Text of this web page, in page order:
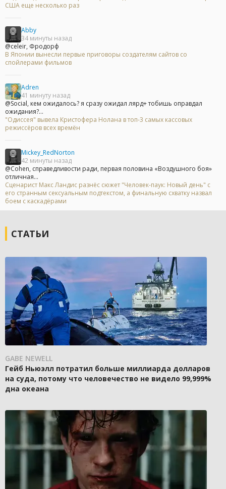
США еще несколько раз
Abby
34 минуты назад
@celeir, Фродорф
В Японии вынесли первые приговоры создателям сайтов со
спойлерами фильмов
Adren
41 минуту назад
@Social, кем ожидалось? я сразу ожидал лярд+ тобишь оправдал
ожидания?...
"Одиссея" вывела Кристофера Нолана в топ-3 самых кассовых
режиссёров всех времён
Mickey_RedNorton
42 минуты назад
@Cohen, справедливости ради, первая половина «Воздушного боя»
отличная...
Сценарист Макс Ландис разнёс сюжет "Человек-паук: Новый день" с
его странным сексуальным подтекстом, а финальную схватку назвал
боем с каскадёрами
СТАТЬИ
GABE NEWELL
Гейб Ньюэлл потратил больше миллиарда долларов
на суда, потому что человечество не видело 99,999%
дна океана